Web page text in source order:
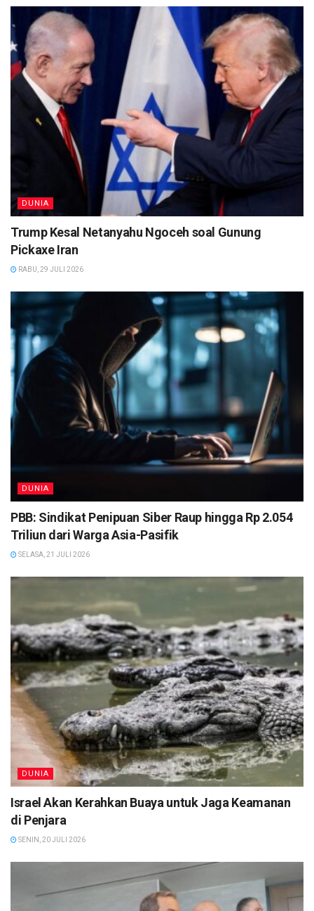
DUNIA
Trump Kesal Netanyahu Ngoceh soal Gunung
Pickaxe Iran
RABU, 29 JULI 2026
DUNIA
PBB: Sindikat Penipuan Siber Raup hingga Rp 2.054
Triliun dari Warga Asia-Pasifik
SELASA, 21 JULI 2026
DUNIA
Israel Akan Kerahkan Buaya untuk Jaga Keamanan
di Penjara
SENIN, 20 JULI 2026